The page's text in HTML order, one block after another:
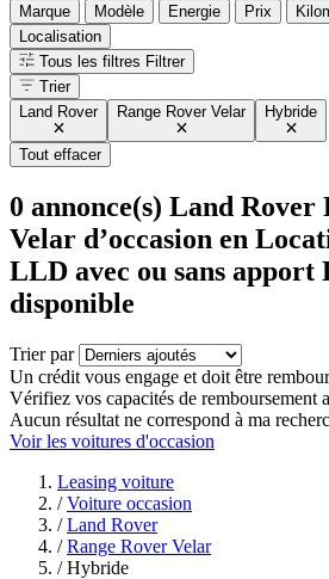
Marque Modèle Energie Prix
Localisation
Tous les filtres Filtrer
Trier
Land Rover
Range Rover Velar Hybride
Tout effacer
0 annonce(s) Land Rover
Velar d’occasion en
LLD avec ou sans apport
disponible
Trier par
Un crédit vous engage et doit être
Vérifiez vos capacités de remboursement
Aucun résultat ne correspond à ma
Voir les voitures d'occasion
Leasing voiture
/ Voiture occasion
/ Land Rover
/ Range Rover Velar
/ Hybride